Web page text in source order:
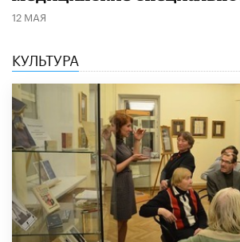
12 МАЯ
КУЛЬТУРА